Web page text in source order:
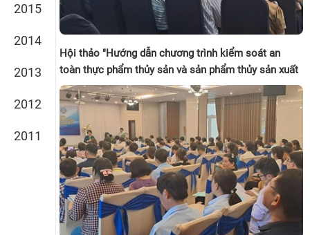
2015
2014
2013
2012
2011
Hội thảo "Hướng dẫn chương trình kiểm soát an
toàn thực phẩm thủy sản và sản phẩm thủy sản xuất
khẩu sang thị trường liên minh Châu Âu (EU) " tổ
chức tại Tp. HCM (30/11/2023)